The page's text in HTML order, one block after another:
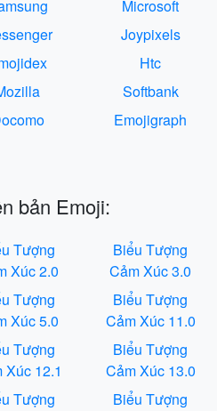
Microsoft
Joypixels
Htc
Softbank
Emojigraph
bản Emoji:
Tượng
Xúc 2.0
Biểu Tượng
Cảm Xúc 3.0
Tượng
Xúc 5.0
Biểu Tượng
Cảm Xúc 11.0
Tượng
Xúc 12.1
Biểu Tượng
Cảm Xúc 13.0
Tượng
Biểu Tượng